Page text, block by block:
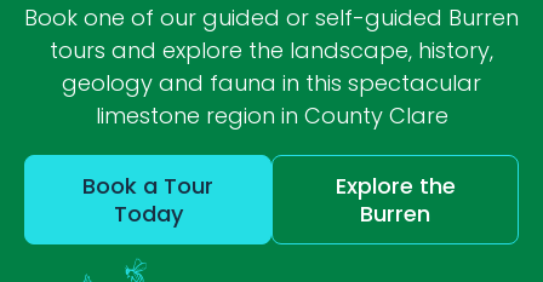
Book one of our guided or self-guided Burren
tours and explore the landscape, history,
geology and fauna in this spectacular
limestone region in County Clare
Book a Tour
Today
Explore the
Burren